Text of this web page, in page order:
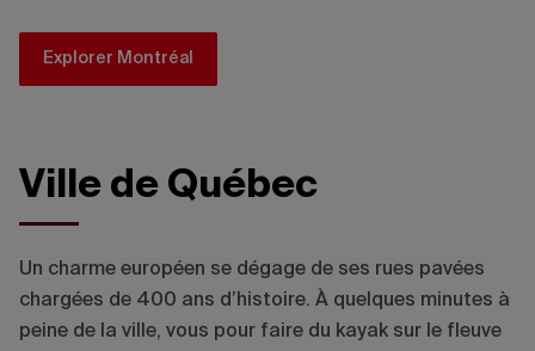
Explorer Montréal
Ville de Québec
Un charme européen se dégage de ses rues pavées
chargées de 400 ans d’histoire. À quelques minutes à
peine de la ville, vous pour faire du kayak sur le fleuve